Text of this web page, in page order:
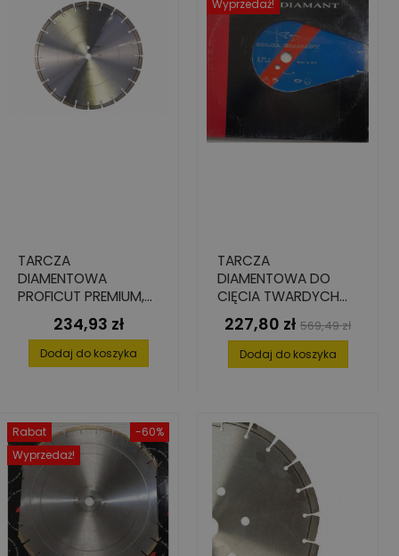
TARCZA
DIAMENTOWA
PROFICUT PREMIUM,
350 MM X 25,4 MM
Cena
234,93 zł
Dodaj do koszyka
Wyprzedaż!
TARCZA
DIAMENTOWA DO
CIĘCIA TWARDYCH
MATERIAŁÓW, 350
MM X 25.4 MM X 3
MM X 6.5 MM
Cena
227,80 zł Cena
podstawowa
569,49 zł
Dodaj do koszyka
-60%
Rabat
Wyprzedaż!